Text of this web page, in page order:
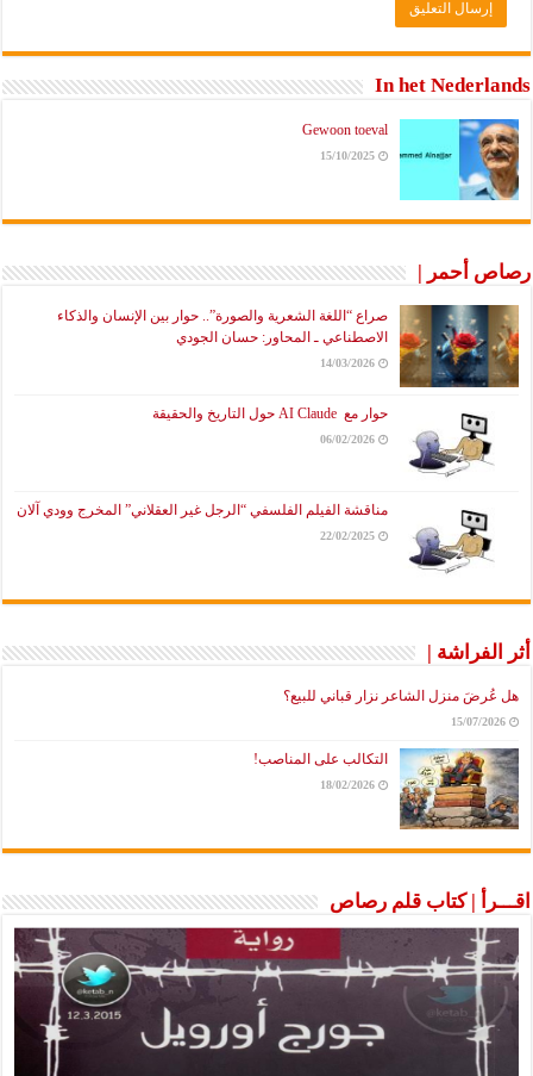
In het Nederlands
Gewoon toeval
15/10/2025
رصاص أحمر |
صراع “اللغة الشعرية والصورة”.. حوار بين الإنسان والذكاء
الاصطناعي ـ المحاور: حسان الجودي
14/03/2026
حوار مع AI Claude حول التاريخ والحقيقة
06/02/2026
مناقشة الفيلم الفلسفي “الرجل غير العقلاني” المخرج وودي آلان
22/02/2025
أثر الفراشة |
هل عُرضَ منزل الشاعر نزار قباني للبيع؟
15/07/2026
التكالب على المناصب!
18/02/2026
اقـــرأ | كتاب قلم رصاص